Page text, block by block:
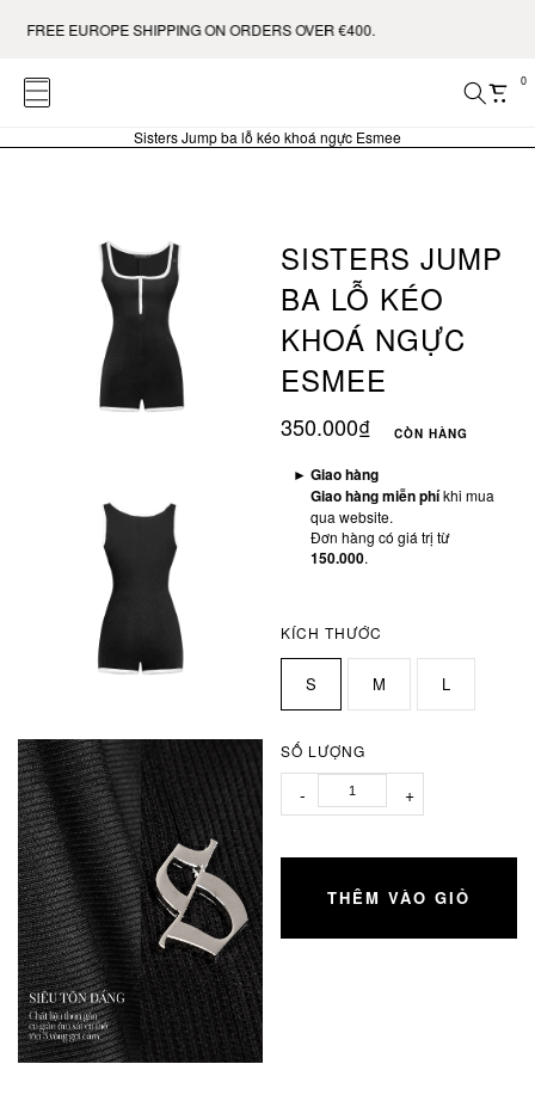
FREE EUROPE SHIPPING ON ORDERS OVER €400.
0
Sisters Jump ba lỗ kéo khoá ngực Esmee
SISTERS JUMP
BA LỖ KÉO
KHOÁ NGỰC
ESMEE
350.000₫ CÒN HÀNG
► Giao hàng
Giao hàng miễn phíkhi mua
qua website.
Đơn hàng có giá trị từ
150.000.
KÍCH THƯỚC
S M L
SỐ LƯỢNG
- +
THÊM VÀO GIỎ